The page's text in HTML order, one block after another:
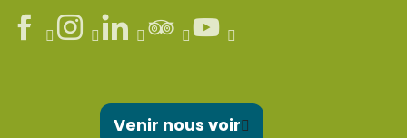
Venir nous voir